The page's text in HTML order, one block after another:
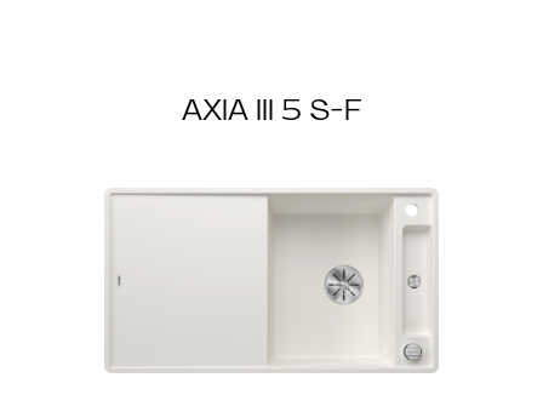
AXIA III 5 S-F